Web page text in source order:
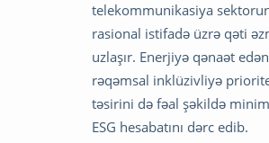
telekommunikasiya
rasional istifadə üzrə qəti
uzlaşır. Enerjiyə qənaət
rəqəmsal inklüzivliyə
təsirini də fəal şəkildə
ESG hesabatını dərc edib.